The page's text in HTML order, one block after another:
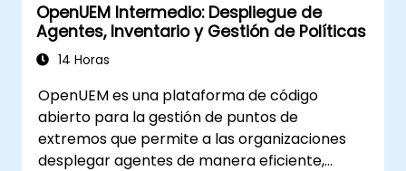
OpenUEM Intermedio: Despliegue de
Agentes, Inventario y Gestión de Políticas
14 Horas
OpenUEM es una plataforma de código
abierto para la gestión de puntos de
extremos que permite a las organizaciones
desplegar agentes de manera eficiente,